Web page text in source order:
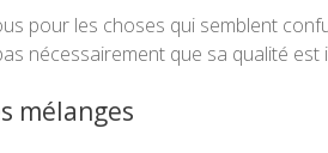
pour les choses qui semblent
nécessairement que sa qualité est
mélanges